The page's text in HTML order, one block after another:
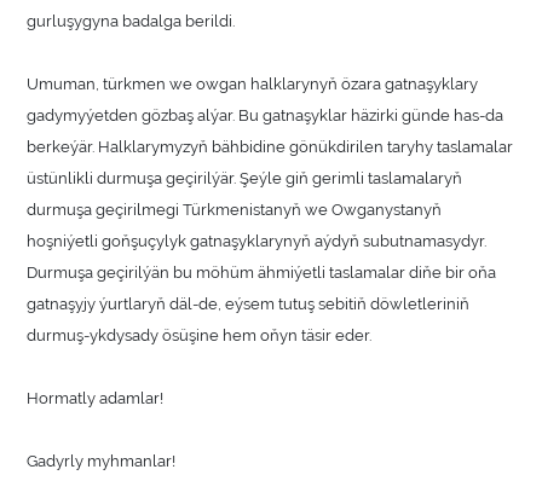
gurluşygyna badalga berildi.
Umuman, türkmen we owgan halklarynyň özara gatnaşyklary
gadymyýetden gözbaş alýar. Bu gatnaşyklar häzirki günde has-da
berkeýär. Halklarymyzyň bähbidine gönükdirilen taryhy taslamalar
üstünlikli durmuşa geçirilýär. Şeýle giň gerimli taslamalaryň
durmuşa geçirilmegi Türkmenistanyň we Owganystanyň
hoşniýetli goňşuçylyk gatnaşyklarynyň aýdyň subutnamasydyr.
Durmuşa geçirilýän bu möhüm ähmiýetli taslamalar diňe bir oňa
gatnaşyjy ýurtlaryň däl-de, eýsem tutuş sebitiň döwletleriniň
durmuş-ykdysady ösüşine hem oňyn täsir eder.
Hormatly adamlar!
Gadyrly myhmanlar!